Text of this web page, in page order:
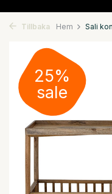
Tillbaka Hem Sali
25%
sale